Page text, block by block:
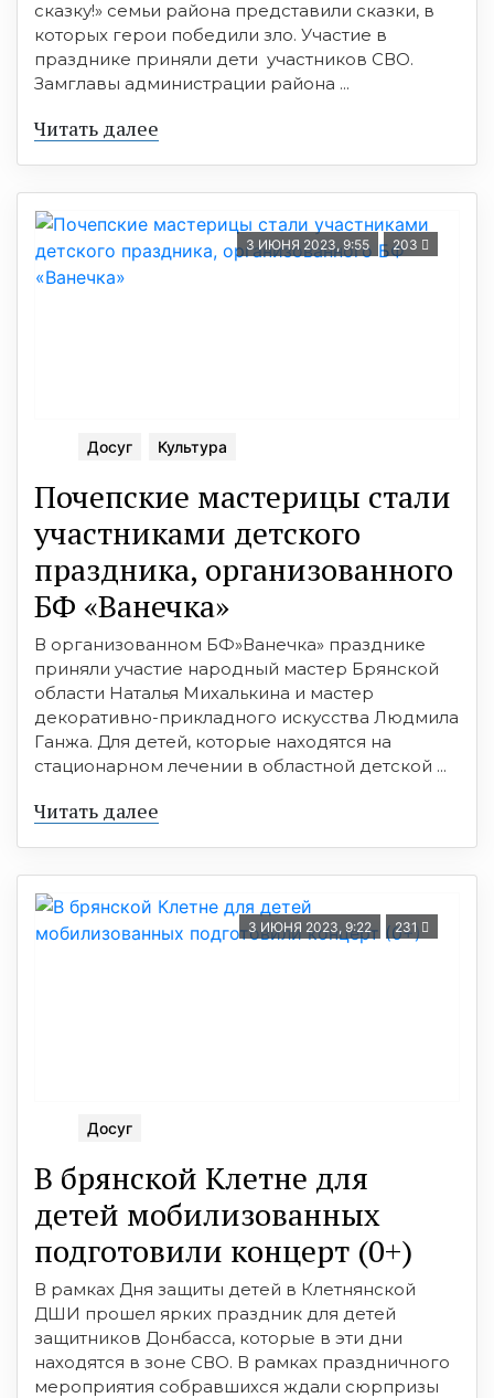
сказку!» семьи района представили сказки, в
которых герои победили зло. Участие в
празднике приняли дети участников СВО.
Замглавы администрации района ...
Читать далее
3 ИЮНЯ 2023, 9:55 203
Досуг Культура
Почепские мастерицы стали
участниками детского
праздника, организованного
БФ «Ванечка»
В организованном БФ»Ванечка» празднике
приняли участие народный мастер Брянской
области Наталья Михалькина и мастер
декоративно-прикладного искусства Людмила
Ганжа. Для детей, которые находятся на
стационарном лечении в областной детской ...
Читать далее
3 ИЮНЯ 2023, 9:22 231
Досуг
В брянской Клетне для
детей мобилизованных
подготовили концерт (0+)
В рамках Дня защиты детей в Клетнянской
ДШИ прошел ярких праздник для детей
защитников Донбасса, которые в эти дни
находятся в зоне СВО. В рамках праздничного
мероприятия собравшихся ждали сюрпризы